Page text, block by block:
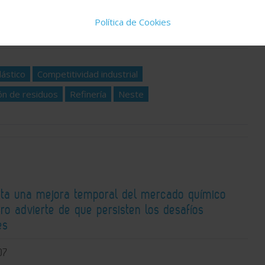
del día y los artículos y reportajes técnicos
Competitividad industrial
de residuos Refinería Neste
una mejora temporal del mercado químico
advierte de que persisten los desafíos
Política de Cookies